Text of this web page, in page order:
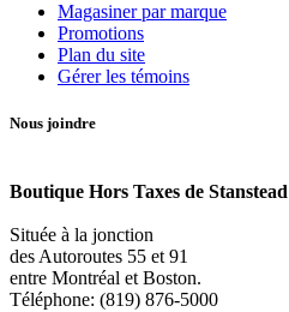
Magasiner par marque
Promotions
Plan du site
Gérer les témoins
Nous joindre
Boutique Hors Taxes de Stanstead
Située à la jonction
des Autoroutes 55 et 91
entre Montréal et Boston.
Téléphone: (819) 876-5000